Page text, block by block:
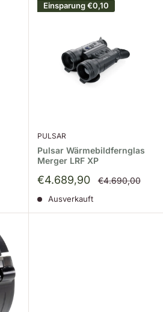
Einsparung€0,10
PULSAR
Pulsar Wärmebildfernglas
Merger LRF XP
Sonderpreis
€4.689,90 Normalpreis
€4.690,00
Ausverkauft